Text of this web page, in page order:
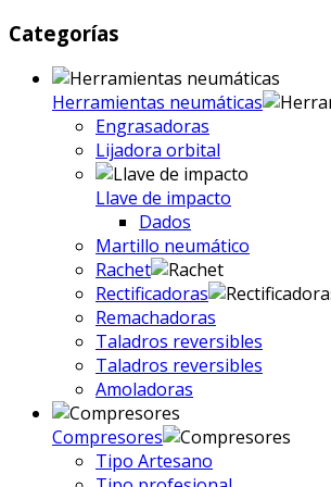
Categorías
Herramientas neumáticas
Engrasadoras
Lijadora orbital
Llave de impacto
Dados
Martillo neumático
Rachet
Rectificadoras
Remachadoras
Taladros reversibles
Taladros reversibles
Amoladoras
Compresores
Tipo Artesano